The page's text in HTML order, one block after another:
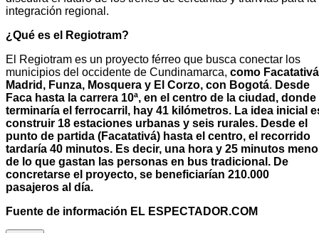
integración regional.
¿Qué es el Regiotram?
El Regiotram es un proyecto férreo que busca conectar los
municipios del occidente de Cundinamarca, como
Madrid, Funza, Mosquera y El Corzo, con Bogotá. Desde
Faca hasta la carrera 10ª, en el centro de la ciudad, donde
terminaría el ferrocarril, hay 41 kilómetros. La idea inicial
construir 18 estaciones urbanas y seis rurales. Desde el
punto de partida (Facatativá) hasta el centro, el recorrido
tardaría 40 minutos. Es decir, una hora y 25 minutos
de lo que gastan las personas en bus tradicional. De
concretarse el proyecto, se beneficiarían 210.000
pasajeros al día.
Fuente de información EL ESPECTADOR.COM